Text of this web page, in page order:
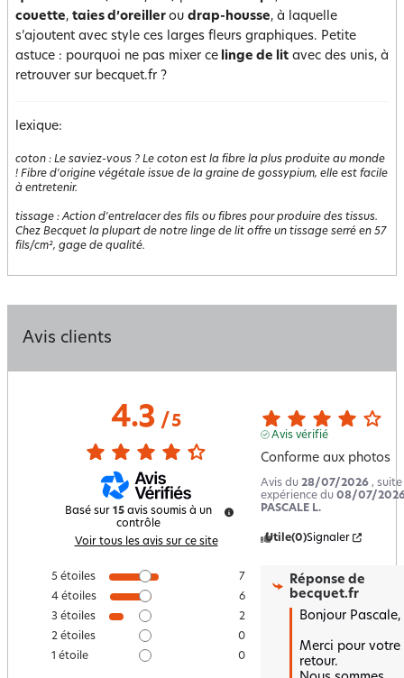
couette, taies d’oreiller ou drap-housse, à laquelle
s’ajoutent avec style ces larges fleurs graphiques. Petite
astuce : pourquoi ne pas mixer ce linge de lit avec des unis, à
retrouver sur becquet.fr ?
lexique:
coton : Le saviez-vous ? Le coton est la fibre la plus produite au monde
! Fibre d'origine végétale issue de la graine de gossypium, elle est facile
à entretenir.
tissage :Action d'entrelacer des fils ou fibres pour produire des tissus.
Chez Becquet la plupart de notre linge de lit offre un tissage serré en 57
fils/cm², gage de qualité.
Avis clients
4.3/ 5
Basé sur 15 avis soumis à un
contrôle
Voir tous les avis sur ce site
5 étoiles
7
4 étoiles
6
3 étoiles
2
2 étoiles
0
1 étoile 0
Avis vérifié
Conforme aux photos
Avis du 28/07/2026 , suite
expérience du 08/07/
PASCALE L.
Utile(0)Signaler
Réponse de
becquet.fr
Bonjour Pascale,
Merci pour votre
retour.